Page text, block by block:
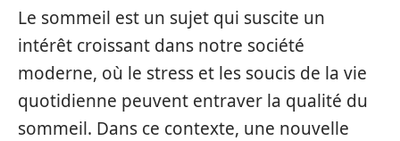
Le sommeil est un sujet qui suscite un
intérêt croissant dans notre société
moderne, où le stress et les soucis de la vie
quotidienne peuvent entraver la qualité du
sommeil. Dans ce contexte, une nouvelle